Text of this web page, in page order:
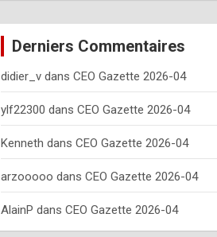
Derniers Commentaires
didier_vdans CEO Gazette 2026-04
ylf22300 dans CEO Gazette 2026-04
Kenneth dans CEO Gazette 2026-04
arzooooo dans CEO Gazette 2026-04
AlainP dans CEO Gazette 2026-04